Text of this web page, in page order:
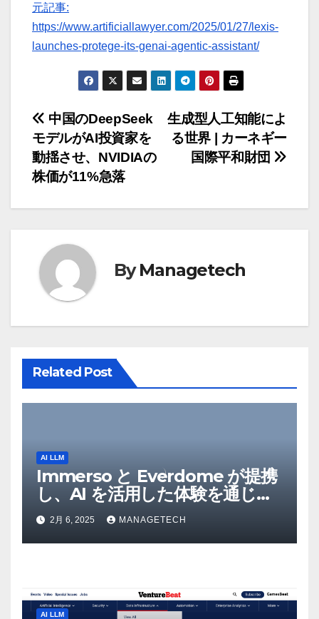
元記事:
https://www.artificiallawyer.com/2025/01/27/lexis-
launches-protege-its-genai-agentic-assistant/
投
稿
ナ
ビ
ゲ
ー
シ
ョ
ン
生成型人工知能によ
る世界 | カーネギー
国際平和財団
中国のDeepSeek
モデルがAI投資家を
動揺させ、NVIDIAの
株価が11%急落
ByManagetech
Related Post
AI LLM
Immerso と Everdome が提携
し、AI を活用した体験を通じて
メタバースのイノベーションを
推進 – Intelligent CIO APAC
2月 6, 2025 MANAGETECH
AI LLM